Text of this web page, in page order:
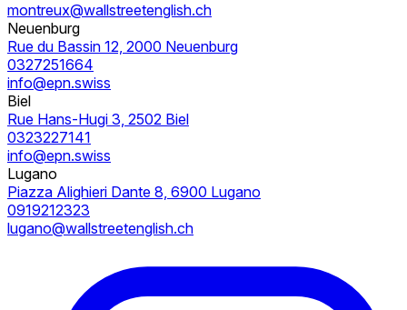
montreux@wallstreetenglish.ch
Neuenburg
Rue du Bassin 12, 2000 Neuenburg
0327251664
info@epn.swiss
Biel
Rue Hans-Hugi 3, 2502 Biel
0323227141
info@epn.swiss
Lugano
Piazza Alighieri Dante 8, 6900 Lugano
0919212323
lugano@wallstreetenglish.ch